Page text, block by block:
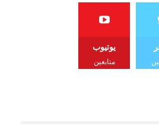
يوتيوب
متابعين